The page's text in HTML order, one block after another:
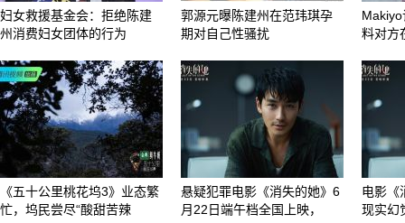
妇女救援基金会：拒绝陈建
州消费妇女团体的行为
郭源元曝陈建州在范玮琪孕
期对自己性骚扰
料对方
《五十公里桃花坞3》业态繁
忙，坞民尝尽“酸甜苦辣
悬疑犯罪电影《消失的她》6
月22日端午档全国上映，
电影《
现实幻